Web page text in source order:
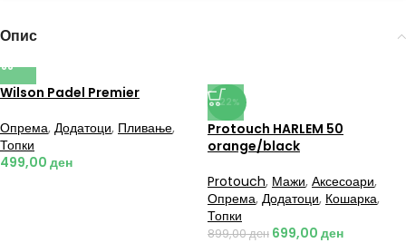
Опис
Wilson Padel Premier
Опрема, Додатоци, Пливање,
Топки
499,00 ден
-22%
Protouch HARLEM 50
orange/black
Protouch, Мажи, Аксесоари,
Опрема, Додатоци, Кошарка,
Топки
899,00ден 699,00 ден